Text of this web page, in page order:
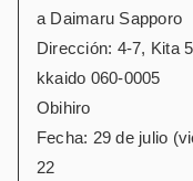
a Daimaru Sapporo
Dirección: 4-7, Kita
kkaido 060-0005
Obihiro
Fecha: 29 de julio
22